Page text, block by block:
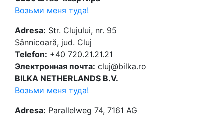
Возьми меня туда!
Adresa: Str. Clujului, nr. 95
Sânnicoară, jud. Cluj
Telefon: +40 720.21.21.21
Электронная почта: cluj@bilka.ro
BILKA NETHERLANDS B.V.
Возьми меня туда!
Adresa: Parallelweg 74, 7161 AG